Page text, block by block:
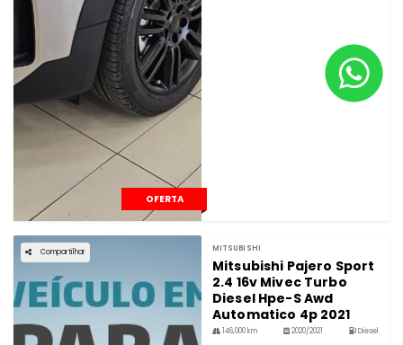
OFERTA
Compartilhar MITSUBISHI
Mitsubishi Pajero Sport
2.4 16v Mivec Turbo
Diesel Hpe-S Awd
Automatico 4p 2021
146,000 km 2020/2021 Diesel